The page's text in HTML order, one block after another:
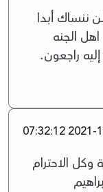
ننساك أبدا
الجنه
راجعون.
2021-11-
وكل الاحترام